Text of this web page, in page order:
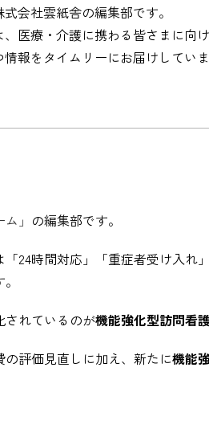
会社雲紙舎の編集部です。
、医療・介護に携わる皆さまに向
報をタイムリーにお届けしていま
」 の編集部です。
24時間対応」「重症者受け入れ
されているのが機能強化型訪問看
評価見直しに加え、新たに機能